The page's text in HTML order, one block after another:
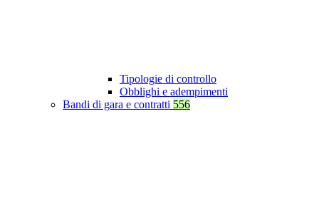
Tipologie di controllo
Obblighi e adempimenti
Bandi di gara e contratti 556